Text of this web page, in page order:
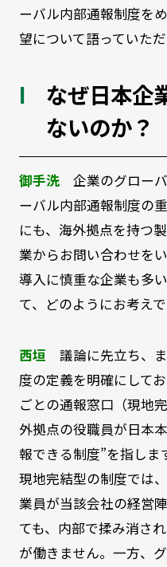
ーバル内部通報制度を
望について語っていただ
なぜ日本企
ないのか？
御手洗企業のグローバ
ーバル内部通報制度の
にも、海外拠点を持つ
業からお問い合わせを
導入に慎重な企業も多
て、どのようにお考えで
西垣 議論に先立ち、
度の定義を明確にして
ごとの通報窓口（現地
外拠点の役職員が日本
報できる制度”を指しま
現地完結型の制度では
業員が当該会社の経営
ても、内部で揉み消さ
が働きません。一方、